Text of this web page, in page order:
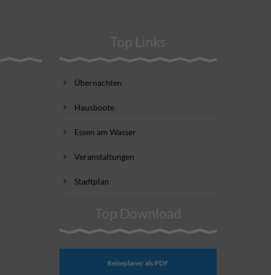
Top Links
Übernachten
Hausboote
Essen am Wasser
Veranstaltungen
Stadtplan
Top Download
Reiseplaner als PDF